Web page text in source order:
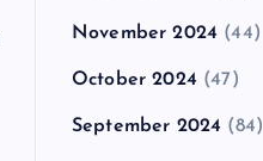
November 2024 (44)
October 2024 (47)
September 2024 (84)